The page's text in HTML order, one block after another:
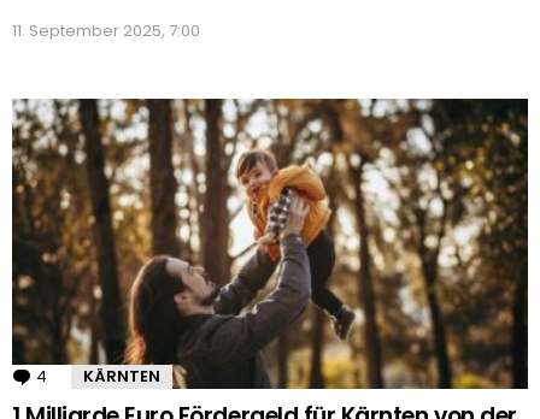
11. September 2025, 7:00
4 Kommentare
KÄRNTEN